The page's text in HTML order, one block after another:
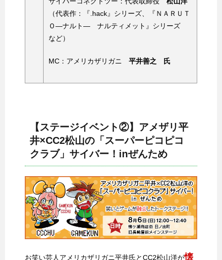
（代表作：『.hack』シリーズ、『ＮＡＲＵＴ
Ｏ―ナルト― ナルティメット』シリーズ
など）
MC：アメリカザリガニ 平井善之 氏
【ステージイベント②】アメザリ平
井×CC2松山の「スーパーピコピコ
クラブ」サイバー！inぜんため
お笑い芸人アメリカザリガニ平井氏とCC2松山洋が懐